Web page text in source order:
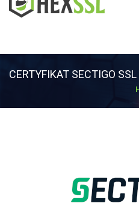
CERTYFIKAT SECTIGO SSL